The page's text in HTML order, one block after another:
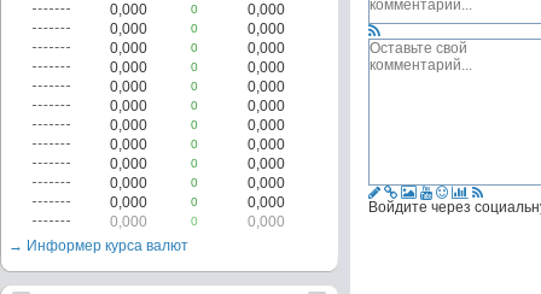
Войдите через
0,000
0
0,000
0,000
0
0,000
0,000
0
0,000
0,000
0
0,000
0,000
0
0,000
0,000
0
0,000
0,000
0
0,000
0,000
0
0,000
0,000
0
0,000
0,000
0
0,000
0,000
0
0,000
0,000
0
0,000
→ Информер курса валют